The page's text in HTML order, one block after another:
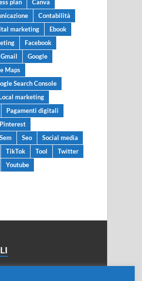
plan
Canva
Contabilità
marketing
Ebook
Facebook
Gmail
Google
Maps
Search Console
marketing
Pagamenti digitali
Pinterest
Sem Seo
Social media
TikTok Tool
Twitter
Youtube
un blog